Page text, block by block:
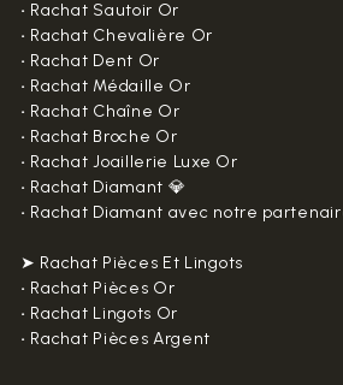
• Rachat Sautoir Or
• Rachat Chevalière Or
• Rachat Dent Or
• Rachat Médaille Or
• Rachat Chaîne Or
• Rachat Broche Or
• Rachat Joaillerie Luxe Or
• Rachat Diamant 💎
• Rachat Diamant avec notre
➤ Rachat Pièces Et Lingots
• Rachat Pièces Or
• Rachat Lingots Or
• Rachat Pièces Argent